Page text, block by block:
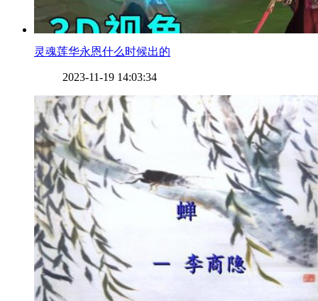
​灵魂莲华永恩什么时候出的
2023-11-19 14:03:34